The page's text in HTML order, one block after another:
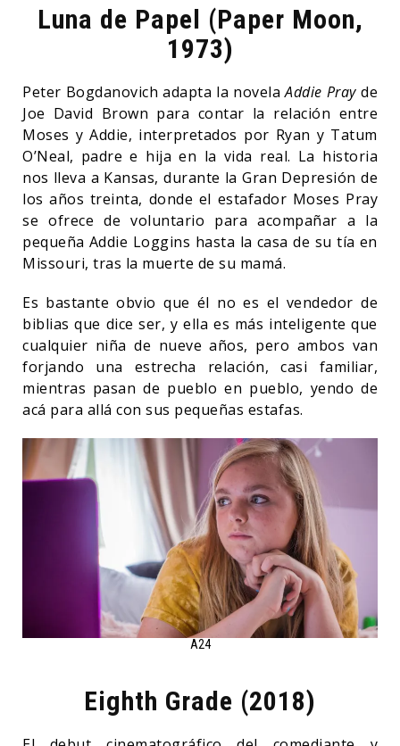
Luna de Papel (Paper Moon,
1973)
Peter Bogdanovich adapta la novelaAddie Prayde
Joe David Brown para contar la relación entre
Moses y Addie, interpretados por Ryan y Tatum
O’Neal, padre e hija en la vida real. La historia
nos lleva a Kansas, durante la Gran Depresión de
los años treinta, donde el estafador Moses Pray
se ofrece de voluntario para acompañar a la
pequeña Addie Loggins hasta la casa de su tía en
Missouri, tras la muerte de su mamá.
Es bastante obvio que él no es el vendedor de
biblias que dice ser, y ella es más inteligente que
cualquier niña de nueve años, pero ambos van
forjando una estrecha relación, casi familiar,
mientras pasan de pueblo en pueblo, yendo de
acá para allá con sus pequeñas estafas.
A24
Eighth Grade (2018)